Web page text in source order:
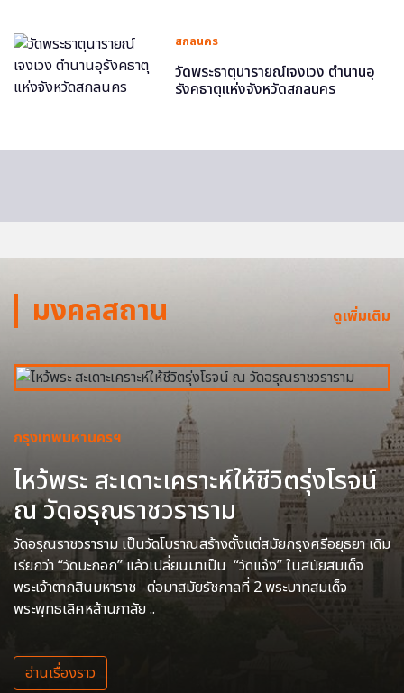
สกลนคร
วัดพระธาตุนารายณ์เจงเวง ตำนานอุ
รังคธาตุแห่งจังหวัดสกลนคร
มงคลสถาน ดูเพิ่มเติม
กรุงเทพมหานครฯ
ไหว้พระ สะเดาะเคราะห์ให้ชีวิตรุ่งโรจน์
ณ วัดอรุณราชวราราม
วัดอรุณราชวราราม เป็นวัดโบราณสร้างตั้งแต่สมัยกรุงศรีอยุธยา เดิม
เรียกว่า “วัดมะกอก” แล้วเปลี่ยนมาเป็น “วัดแจ้ง” ในสมัยสมเด็จ
พระเจ้าตากสินมหาราช ต่อมาสมัยรัชกาลที่ 2 พระบาทสมเด็จ
พระพุทธเลิศหล้านภาลัย ..
อ่านเรื่องราว